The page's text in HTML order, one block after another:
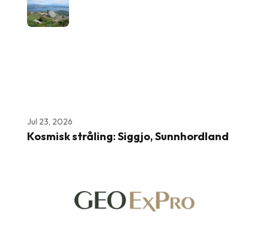
Jul 23, 2026
Kosmisk stråling: Siggjo, Sunnhordland